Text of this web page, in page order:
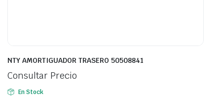
NTY AMORTIGUADOR TRASERO 50508841
Consultar Precio
En Stock